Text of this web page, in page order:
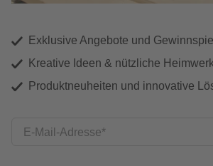
Exklusive Angebote und
Kreative Ideen & nützliche
Produktneuheiten und innovative
E-Mail-Adresse